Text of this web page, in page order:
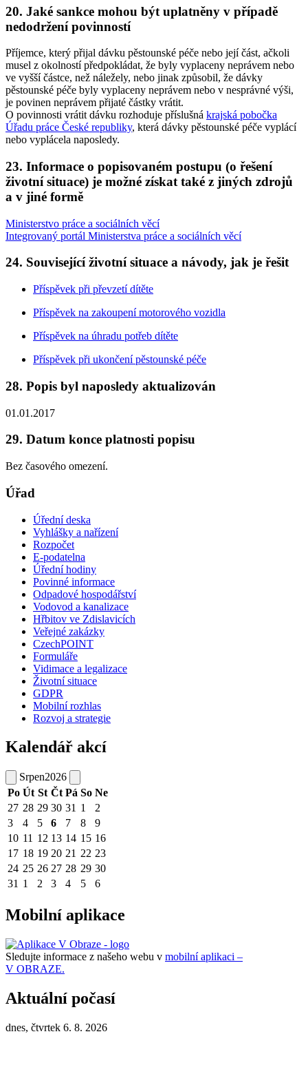
20. Jaké sankce mohou být uplatněny v případě
nedodržení povinností
Příjemce, který přijal dávku pěstounské péče nebo její část, ačkoli
musel z okolností předpokládat, že byly vyplaceny neprávem nebo
ve vyšší částce, než náležely, nebo jinak způsobil, že dávky
pěstounské péče byly vyplaceny neprávem nebo v nesprávné výši,
je povinen neprávem přijaté částky vrátit.
O povinnosti vrátit dávku rozhoduje příslušná krajská pobočka
Úřadu práce České republiky, která dávky pěstounské péče vyplácí
nebo vyplácela naposledy.
23. Informace o popisovaném postupu (o řešení
životní situace) je možné získat také z jiných zdrojů
a v jiné formě
Ministerstvo práce a sociálních věcí
Integrovaný portál Ministerstva práce a sociálních věcí
24. Související životní situace a návody, jak je řešit
Příspěvek při převzetí dítěte
Příspěvek na zakoupení motorového vozidla
Příspěvek na úhradu potřeb dítěte
Příspěvek při ukončení pěstounské péče
28. Popis byl naposledy aktualizován
01.01.2017
29. Datum konce platnosti popisu
Bez časového omezení.
Úřad
Úřední deska
Vyhlášky a nařízení
Rozpočet
E-podatelna
Úřední hodiny
Povinné informace
Odpadové hospodářství
Vodovod a kanalizace
Hřbitov ve Zdislavicích
Veřejné zakázky
CzechPOINT
Formuláře
Vidimace a legalizace
Životní situace
GDPR
Mobilní rozhlas
Rozvoj a strategie
Kalendář akcí
Srpen2026
Po Út St Čt Pá So Ne
27 28 29 30 31 1
2
3
4 5 6 7 8
9
10 11 12 13 14 15 16
17 18 19 20 21 22 23
24 25 26 27 28 29 30
31 1 2 3 4 5 6
Mobilní aplikace
Sledujte informace z našeho webu v mobilní aplikaci –
V OBRAZE.
Aktuální počasí
dnes, čtvrtek 6. 8. 2026